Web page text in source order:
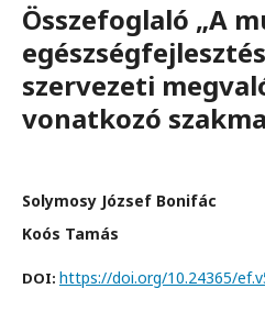
Összefoglaló „A
szervezeti
vonatkozó
Solymosy József Bonifác
Koós Tamás
DOI: https://doi.org/10.24365/